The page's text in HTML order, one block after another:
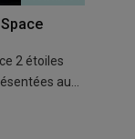
2 étoiles
au…